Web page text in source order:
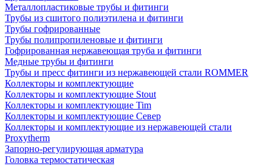
Металлопластиковые трубы и фитинги
Трубы из сшитого полиэтилена и фитинги
Трубы гофрированные
Трубы полипропиленовые и фитинги
Гофрированная нержавеющая труба и фитинги
Медные трубы и фитинги
Трубы и пресс фитинги из нержавеющей стали ROMMER
Коллекторы и комплектующие
Коллекторы и комплектующие Stout
Коллекторы и комплектующие Tim
Коллекторы и комплектующие Север
Коллекторы и комплектующие из нержавеющей стали
Proxytherm
Запорно-регулирующая арматура
Головка термостатическая